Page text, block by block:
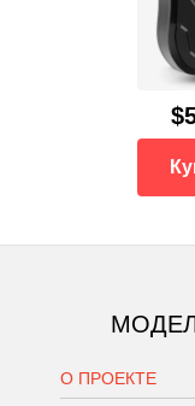
О ПРОЕКТЕ